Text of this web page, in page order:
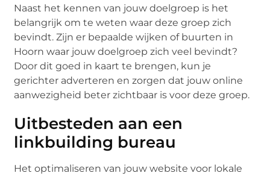
Naast het kennen van jouw doelgroep is het
belangrijk om te weten waar deze groep zich
bevindt. Zijn er bepaalde wijken of buurten in
Hoorn waar jouw doelgroep zich veel bevindt?
Door dit goed in kaart te brengen, kun je
gerichter adverteren en zorgen dat jouw online
aanwezigheid beter zichtbaar is voor deze groep.
Uitbesteden aan een
linkbuilding bureau
Het optimaliseren van jouw website voor lokale